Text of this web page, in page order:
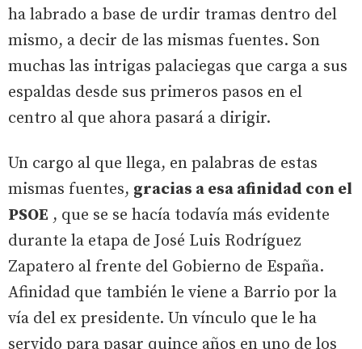
ha labrado a base de urdir tramas dentro del
mismo, a decir de las mismas fuentes. Son
muchas las intrigas palaciegas que carga a sus
espaldas desde sus primeros pasos en el
centro al que ahora pasará a dirigir.
Un cargo al que llega, en palabras de estas
mismas fuentes, gracias a esa afinidad con el
PSOE , que se se hacía todavía más evidente
durante la etapa de José Luis Rodríguez
Zapatero al frente del Gobierno de España.
Afinidad que también le viene a Barrio por la
vía del ex presidente. Un vínculo que le ha
servido para pasar quince años en uno de los